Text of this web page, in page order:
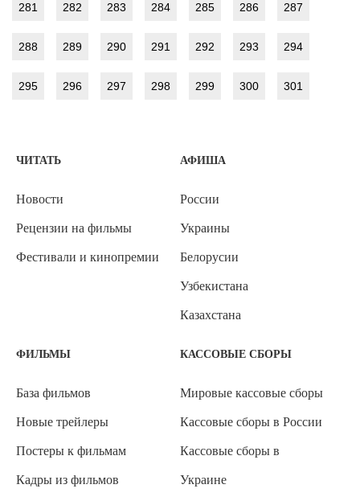
281 282 283 284 285 286 287
288 289 290 291 292 293 294
295 296 297 298 299 300 301
ЧИТАТЬ
Новости
Рецензии на фильмы
Фестивали и кинопремии
АФИША
России
Украины
Белорусии
Узбекистана
Казахстана
ФИЛЬМЫ
База фильмов
Новые трейлеры
Постеры к фильмам
Кадры из фильмов
КАССОВЫЕ СБОРЫ
Мировые кассовые сборы
Кассовые сборы в России
Кассовые сборы в
Украине